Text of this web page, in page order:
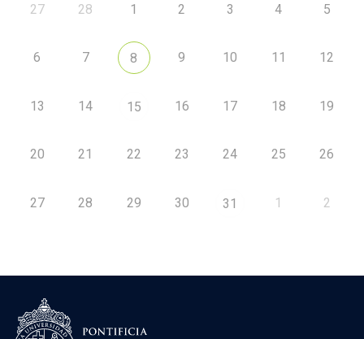
27 28 1 2 3 4 5
6 7 8 9 10 11 12
13 14 15 16 17 18 19
20 21 22 23 24 25 26
27 28 29 30 31 1 2